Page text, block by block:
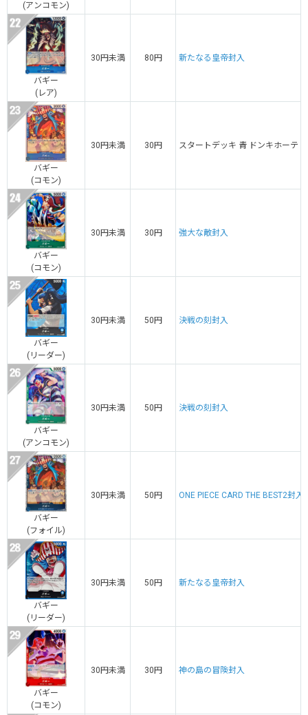
(アンコモン)
バギー
(レア)
30円未満 80円 新たなる皇帝封入
バギー
(コモン)
30円未満 30円 スタートデッキ 青 ドンキホーテ
バギー
(コモン)
30円未満 30円 強大な敵封入
バギー
(リーダー)
30円未満 50円 決戦の刻封入
バギー
(アンコモン)
30円未満 50円 決戦の刻封入
バギー
(フォイル)
30円未満 50円 ONE PIECE CARD THE BEST2封入
バギー
(リーダー)
30円未満 50円 新たなる皇帝封入
バギー
(コモン)
30円未満 30円 神の島の冒険封入